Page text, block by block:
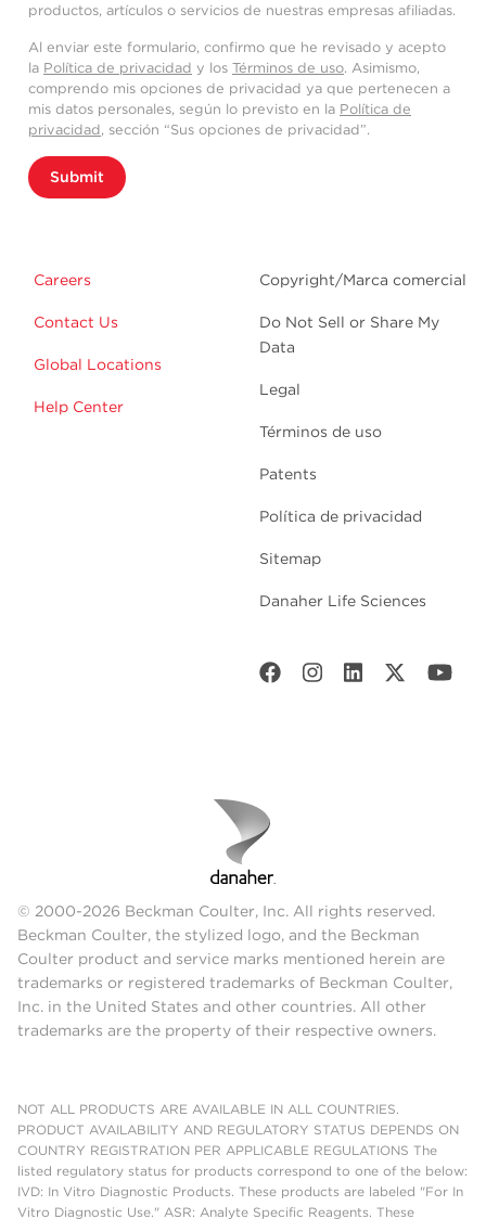
productos, artículos o servicios de nuestras empresas afiliadas.
Al enviar este formulario, confirmo que he revisado y acepto
la Política de privacidad y los Términos de uso. Asimismo,
comprendo mis opciones de privacidad ya que pertenecen a
mis datos personales, según lo previsto en la Política de
privacidad, sección “Sus opciones de privacidad”.
Submit
Careers
Contact Us
Global Locations
Help Center
Copyright/Marca comercial
Do Not Sell or Share My
Data
Legal
Términos de uso
Patents
Política de privacidad
Sitemap
Danaher Life Sciences
© 2000-2026 Beckman Coulter, Inc. All rights reserved.
Beckman Coulter, the stylized logo, and the Beckman
Coulter product and service marks mentioned herein are
trademarks or registered trademarks of Beckman Coulter,
Inc. in the United States and other countries. All other
trademarks are the property of their respective owners.
NOT ALL PRODUCTS ARE AVAILABLE IN ALL COUNTRIES.
PRODUCT AVAILABILITY AND REGULATORY STATUS DEPENDS ON
COUNTRY REGISTRATION PER APPLICABLE REGULATIONS The
listed regulatory status for products correspond to one of the below:
IVD: In Vitro Diagnostic Products. These products are labeled "For In
Vitro Diagnostic Use." ASR: Analyte Specific Reagents. These